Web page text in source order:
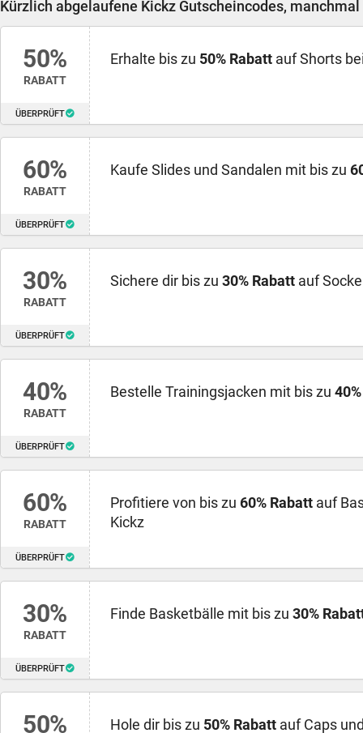
Kürzlich abgelaufene Kickz Gutscheincodes,
50%
RABATT
ÜBERPRÜFT
Erhalte bis zu 50% Rabatt auf Shorts
60%
RABATT
ÜBERPRÜFT
Kaufe Slides und Sandalen mit bis zu
30%
RABATT
ÜBERPRÜFT
Sichere dir bis zu 30% Rabatt auf
40%
RABATT
ÜBERPRÜFT
Bestelle Trainingsjacken mit bis zu
60%
RABATT
ÜBERPRÜFT
Profitiere von bis zu 60% Rabatt auf
Kickz
30%
RABATT
ÜBERPRÜFT
Finde Basketbälle mit bis zu 30%
50% Hole dir bis zu 50% Rabatt auf Caps